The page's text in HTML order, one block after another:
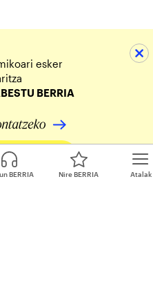
Atalak
BERRIA Nire BERRIA
esker
BERRIA